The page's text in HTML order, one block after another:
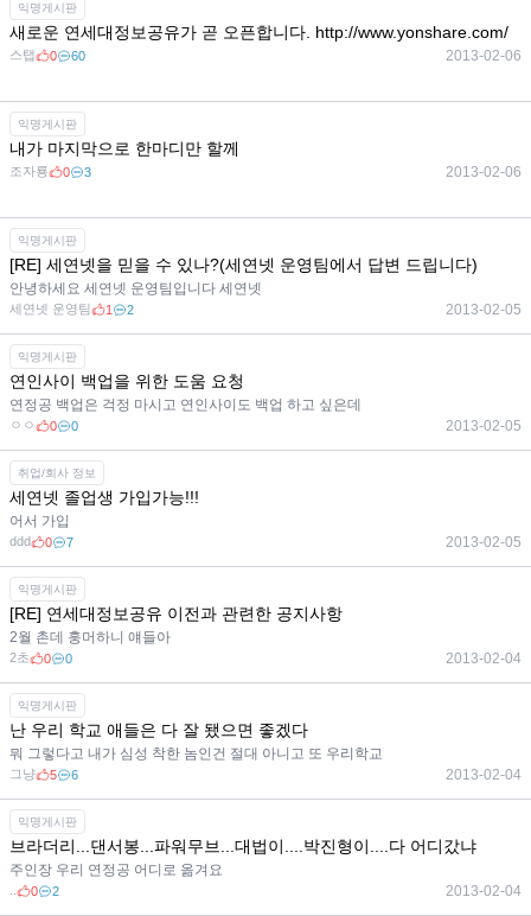
익명게시판
새로운 연세대정보공유가 곧 오픈합니다. http://www.yonshare.com/
스탭 0 60 2013-02-06
익명게시판
내가 마지막으로 한마디만 할께
조자룡 0 3 2013-02-06
익명게시판
[RE] 세연넷을 믿을 수 있나?(세연넷 운영팀에서 답변 드립니다)
안녕하세요 세연넷 운영팀입니다 세연넷
세연넷 운영팀 1 2 2013-02-05
익명게시판
연인사이 백업을 위한 도움 요청
연정공 백업은 걱정 마시고 연인사이도 백업 하고 싶은데
ㅇㅇ 0 0 2013-02-05
취업/회사 정보
세연넷 졸업생 가입가능!!!
어서 가입
ddd 0 7 2013-02-05
익명게시판
[RE] 연세대정보공유 이전과 관련한 공지사항
2월 촌데 훙머하니 얘들아
2초 0 0 2013-02-04
익명게시판
난 우리 학교 애들은 다 잘 됐으면 좋겠다
뭐 그렇다고 내가 심성 착한 놈인건 절대 아니고 또 우리학교
그냥 5 6 2013-02-04
익명게시판
브라더리...댄서봉...파워무브...대법이....박진형이....다 어디갔냐
주인장 우리 연정공 어디로 옮겨요
0 2 2013-02-04